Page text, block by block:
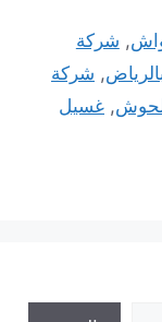
, شركة
, شركة
, غسيل